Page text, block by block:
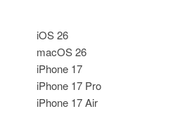
iOS 26
macOS 26
iPhone 17
iPhone 17 Pro
iPhone 17 Air